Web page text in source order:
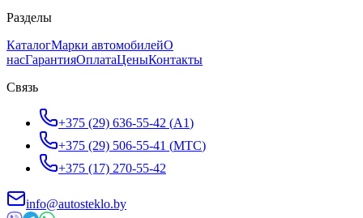
Разделы
КаталогМарки автомобилейО
насГарантияОплатаЦеныКонтакты
Связь
+375 (29) 636-55-42 (A1)
+375 (29) 506-55-41 (МТС)
+375 (17) 270-55-42
info@autosteklo.by